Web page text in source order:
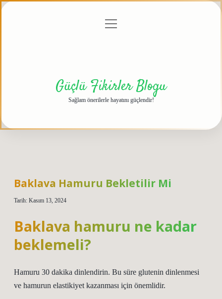
menüyü
Güçlü Fikirler Blogu
Sağlam önerilerle hayatını güçlendir!
Baklava Hamuru Bekletilir Mi
Tarih: Kasım 13, 2024
Baklava hamuru ne kadar
beklemeli?
Hamuru 30 dakika dinlendirin. Bu süre glutenin dinlenmesi
ve hamurun elastikiyet kazanması için önemlidir.